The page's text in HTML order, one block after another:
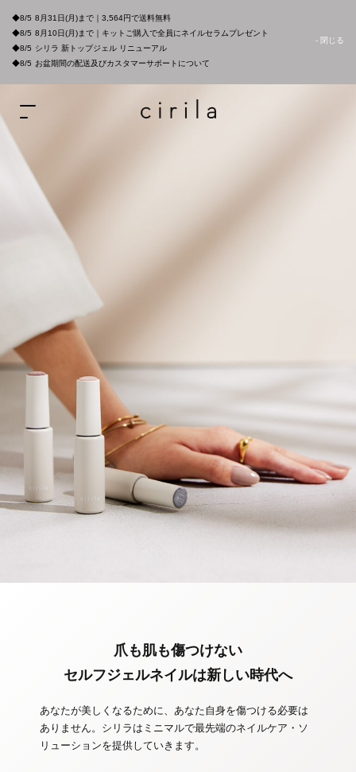
◆8/5 8月31日(月)まで｜3,564円で送料無料
◆8/5 8月10日(月)まで｜キットご購入で全員にネイルセラムプレゼント
◆8/5 シリラ 新トップジェル リニューアル
◆8/5 お盆期間の配送及びカスタマーサポートについて
- 閉じる
爪も肌も傷つけない
セルフジェルネイルは新しい時代へ
あなたが美しくなるために、あなた自身を傷つける必要は
ありません。シリラはミニマルで最先端のネイルケア・ソ
リューションを提供していきます。